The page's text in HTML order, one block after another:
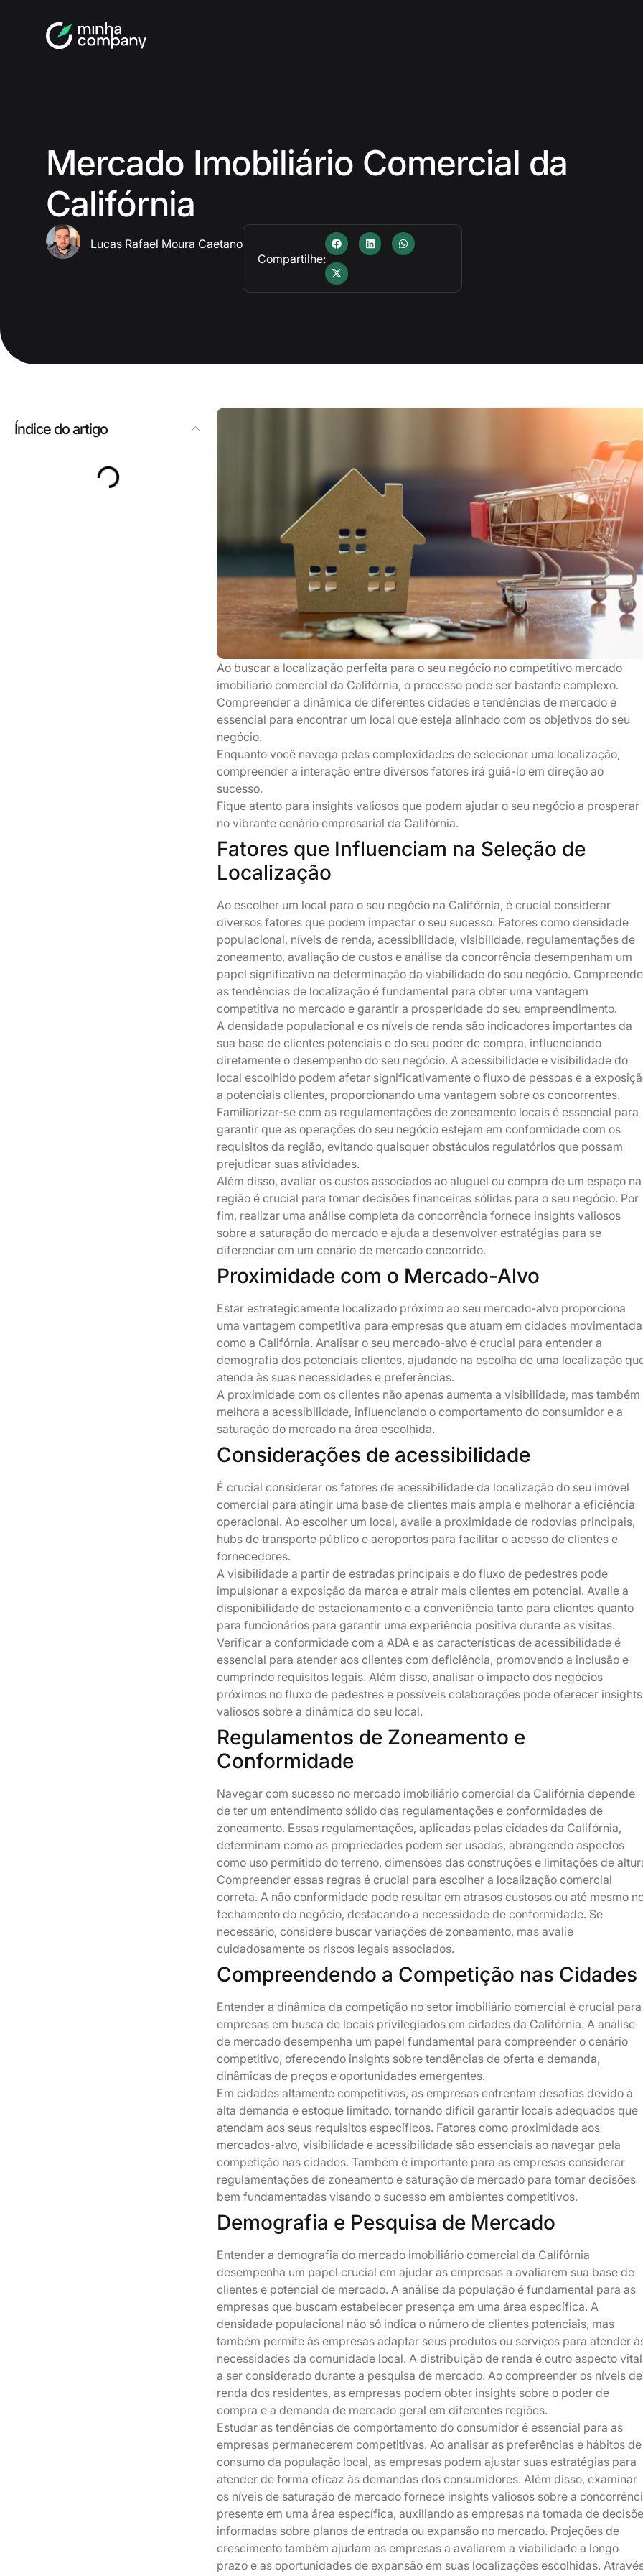
Mercado Imobiliário Comercial da
Califórnia
Lucas Rafael Moura Caetano
Compartilhe:
Índice do artigo
Ao buscar a localização perfeita para o seu negócio no competitivo mercado
imobiliário comercial da Califórnia, o processo pode ser bastante complexo.
Compreender a dinâmica de diferentes cidades e tendências de mercado é
essencial para encontrar um local que esteja alinhado com os objetivos do seu
negócio.
Enquanto você navega pelas complexidades de selecionar uma localização,
compreender a interação entre diversos fatores irá guiá-lo em direção ao
sucesso.
Fique atento para insights valiosos que podem ajudar o seu negócio a prosperar
no vibrante cenário empresarial da Califórnia.
Fatores que Influenciam na Seleção de
Localização
Ao escolher um local para o seu negócio na Califórnia, é crucial considerar
diversos fatores que podem impactar o seu sucesso. Fatores como densidade
populacional, níveis de renda, acessibilidade, visibilidade, regulamentações de
zoneamento, avaliação de custos e análise da concorrência desempenham um
papel significativo na determinação da viabilidade do seu negócio.
as tendências de localização é fundamental para obter uma vantagem
competitiva no mercado e garantir a prosperidade do seu empreendimento.
A densidade populacional e os níveis de renda são indicadores importantes da
sua base de clientes potenciais e do seu poder de compra, influenciando
diretamente o desempenho do seu negócio. A acessibilidade e visibilidade do
local escolhido podem afetar significativamente o fluxo de pessoas e a
a potenciais clientes, proporcionando uma vantagem sobre os concorrentes.
Familiarizar-se com as regulamentações de zoneamento locais é essencial para
garantir que as operações do seu negócio estejam em conformidade com os
requisitos da região, evitando quaisquer obstáculos regulatórios que possam
prejudicar suas atividades.
Além disso, avaliar os custos associados ao aluguel ou compra de um espaço na
região é crucial para tomar decisões financeiras sólidas para o seu negócio. Por
fim, realizar uma análise completa da concorrência fornece insights valiosos
sobre a saturação do mercado e ajuda a desenvolver estratégias para se
diferenciar em um cenário de mercado concorrido.
Proximidade com o Mercado-Alvo
Estar estrategicamente localizado próximo ao seu mercado-alvo proporciona
uma vantagem competitiva para empresas que atuam em cidades
como a Califórnia. Analisar o seu mercado-alvo é crucial para entender a
demografia dos potenciais clientes, ajudando na escolha de uma localização
atenda às suas necessidades e preferências.
A proximidade com os clientes não apenas aumenta a visibilidade, mas também
melhora a acessibilidade, influenciando o comportamento do consumidor e a
saturação do mercado na área escolhida.
Considerações de acessibilidade
É crucial considerar os fatores de acessibilidade da localização do seu imóvel
comercial para atingir uma base de clientes mais ampla e melhorar a eficiência
operacional. Ao escolher um local, avalie a proximidade de rodovias principais,
hubs de transporte público e aeroportos para facilitar o acesso de clientes e
fornecedores.
A visibilidade a partir de estradas principais e do fluxo de pedestres pode
impulsionar a exposição da marca e atrair mais clientes em potencial. Avalie a
disponibilidade de estacionamento e a conveniência tanto para clientes quanto
para funcionários para garantir uma experiência positiva durante as visitas.
Verificar a conformidade com a ADA e as características de acessibilidade é
essencial para atender aos clientes com deficiência, promovendo a inclusão e
cumprindo requisitos legais. Além disso, analisar o impacto dos negócios
próximos no fluxo de pedestres e possíveis colaborações pode oferecer insights
valiosos sobre a dinâmica do seu local.
Regulamentos de Zoneamento e
Conformidade
Navegar com sucesso no mercado imobiliário comercial da Califórnia depende
de ter um entendimento sólido das regulamentações e conformidades de
zoneamento. Essas regulamentações, aplicadas pelas cidades da Califórnia,
determinam como as propriedades podem ser usadas, abrangendo aspectos
como uso permitido do terreno, dimensões das construções e limitações de
Compreender essas regras é crucial para escolher a localização comercial
correta. A não conformidade pode resultar em atrasos custosos ou até mesmo
fechamento do negócio, destacando a necessidade de conformidade. Se
necessário, considere buscar variações de zoneamento, mas avalie
cuidadosamente os riscos legais associados.
Compreendendo a Competição nas Cidades
Entender a dinâmica da competição no setor imobiliário comercial é crucial para
empresas em busca de locais privilegiados em cidades da Califórnia. A análise
de mercado desempenha um papel fundamental para compreender o cenário
competitivo, oferecendo insights sobre tendências de oferta e demanda,
dinâmicas de preços e oportunidades emergentes.
Em cidades altamente competitivas, as empresas enfrentam desafios devido à
alta demanda e estoque limitado, tornando difícil garantir locais adequados que
atendam aos seus requisitos específicos. Fatores como proximidade aos
mercados-alvo, visibilidade e acessibilidade são essenciais ao navegar pela
competição nas cidades. Também é importante para as empresas considerar
regulamentações de zoneamento e saturação de mercado para tomar decisões
bem fundamentadas visando o sucesso em ambientes competitivos.
Demografia e Pesquisa de Mercado
Entender a demografia do mercado imobiliário comercial da Califórnia
desempenha um papel crucial em ajudar as empresas a avaliarem sua base de
clientes e potencial de mercado. A análise da população é fundamental para as
empresas que buscam estabelecer presença em uma área específica. A
densidade populacional não só indica o número de clientes potenciais, mas
também permite às empresas adaptar seus produtos ou serviços para atender
necessidades da comunidade local. A distribuição de renda é outro aspecto vital
a ser considerado durante a pesquisa de mercado. Ao compreender os níveis de
renda dos residentes, as empresas podem obter insights sobre o poder de
compra e a demanda de mercado geral em diferentes regiões.
Estudar as tendências de comportamento do consumidor é essencial para as
empresas permanecerem competitivas. Ao analisar as preferências e hábitos de
consumo da população local, as empresas podem ajustar suas estratégias para
atender de forma eficaz às demandas dos consumidores. Além disso, examinar
os níveis de saturação de mercado fornece insights valiosos sobre a
presente em uma área específica, auxiliando as empresas na tomada de
informadas sobre planos de entrada ou expansão no mercado. Projeções de
crescimento também ajudam as empresas a avaliarem a viabilidade a longo
prazo e as oportunidades de expansão em suas localizações escolhidas.